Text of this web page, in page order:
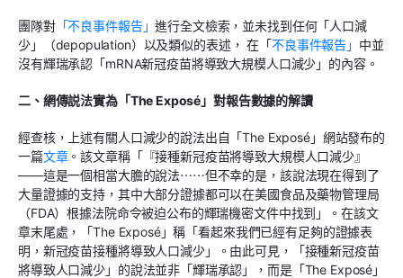
團隊對「不良事件報告」進行全文檢索，並未找到任何「人口減
少」（depopulation）以及類似的表述， 在「不良事件報告」 中並
沒有輝瑞承認「mRNA新冠疫苗將導致大規模人口減少」的內容。
二、網傳説法實為「The Exposé」對報告數據的解讀
經查核，上述有關人口減少的說法出自「The Exposé」網站發布的
一篇文章。該文章稱「『接種新冠疫苗將導致大規模人口減少』
——這是一個相當大膽的說法⋯⋯但不幸的是，該說法現在得到了
大量證據的支持，其中大部分證據都可以在美國食品及藥物管理局
（FDA）根據法院命令被迫公布的輝瑞機密文件中找到」。在該文
章末尾處，「The Exposé」稱「看起來我們已經有足夠的證據表
明，新冠疫苗接種將導致人口減少」。由此可見，「接種新冠疫苗
將導致人口減少」的說法並非「輝瑞承認」，而是「The Exposé」